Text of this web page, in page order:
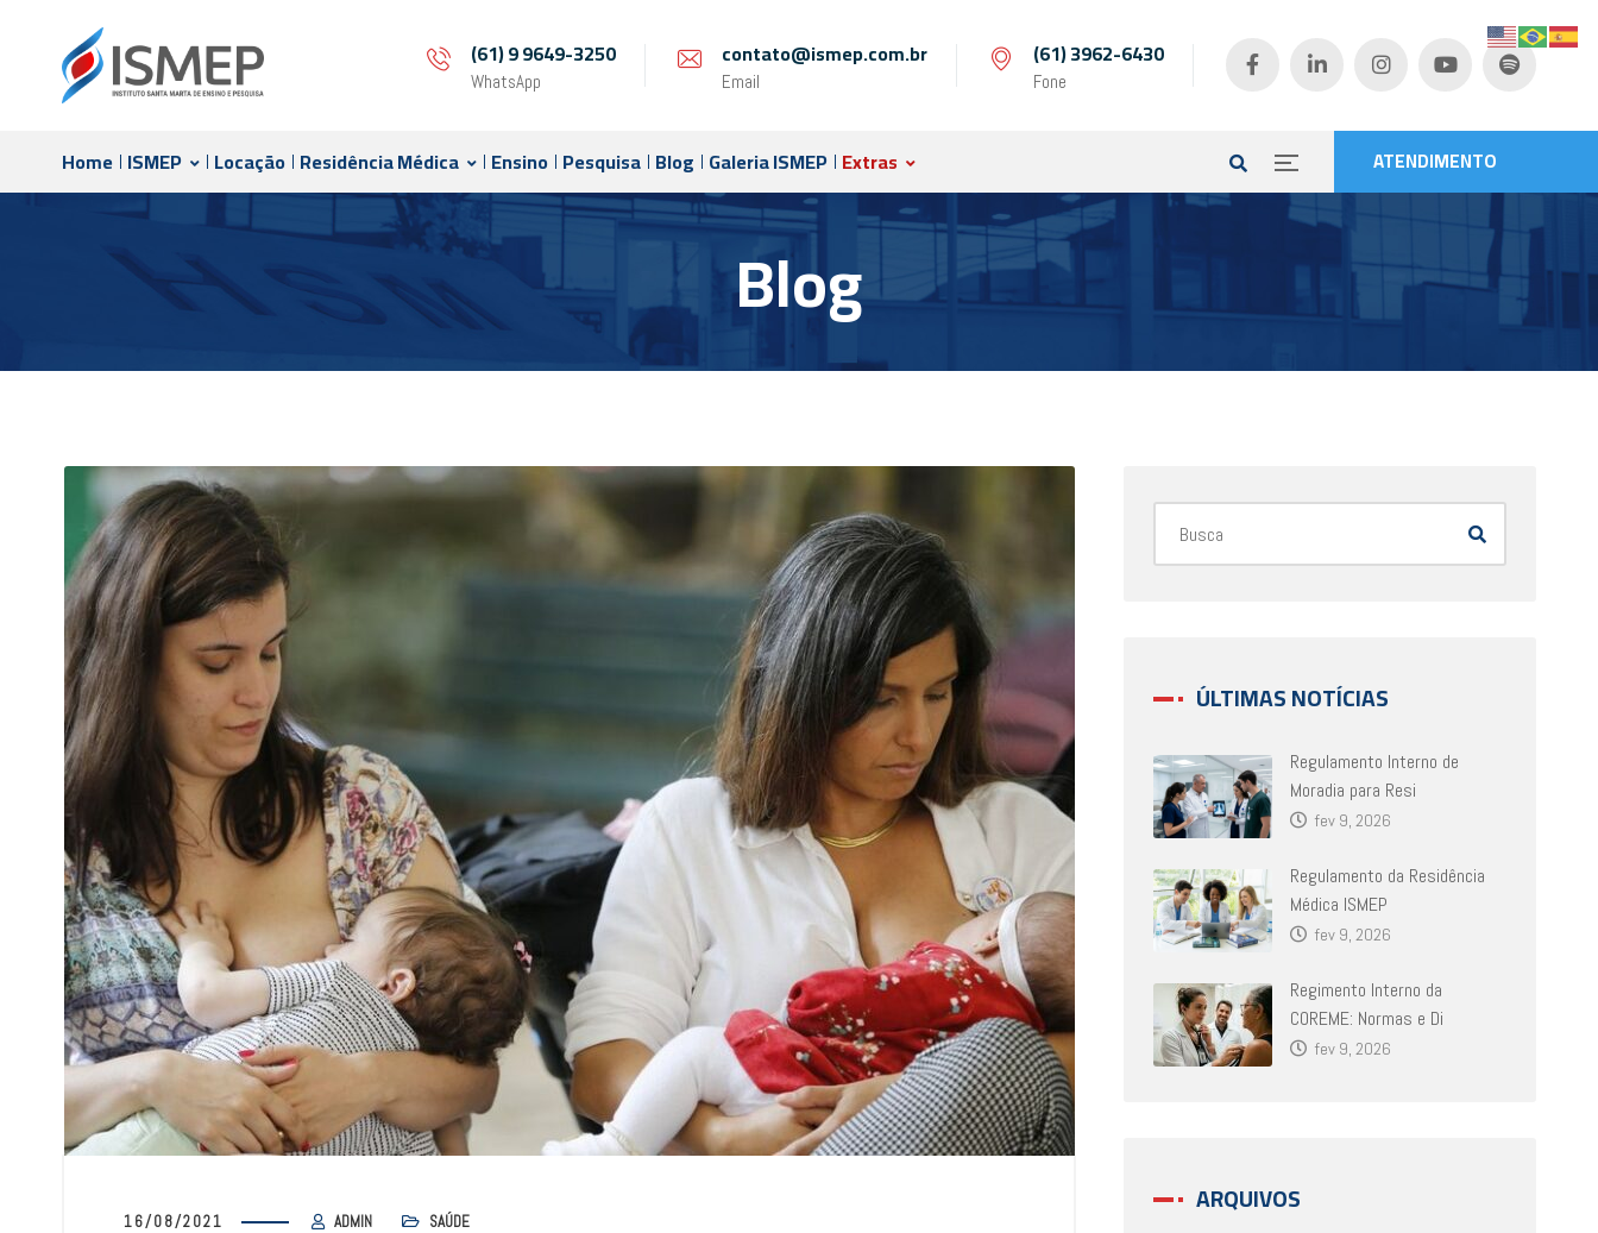
(61) 9 9649-3250
WhatsApp
contato@ismep.com.br
Email
(61) 3962-6430
Fone
ATENDIMENTO
Home ISMEP Locação Residência Médica Ensino Pesquisa Blog Galeria ISMEP Extras
Blog
16/08/2021 ADMIN SAÚDE
ÚLTIMAS NOTÍCIAS
Regulamento Interno de
Moradia para Resi
fev 9, 2026
Regulamento da Residência
Médica ISMEP
fev 9, 2026
Regimento Interno da
COREME: Normas e Di
fev 9, 2026
ARQUIVOS